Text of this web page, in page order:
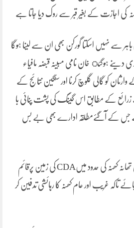
کی اجازت کے بغیر قبر سے روک دیا جاتا ہے
باہر سے نہیں اسکتا گورکن بھی ان سے لینا ہوگا
ہوگئ خان نامی مبینہ قبضہ مافیاء
کو گالی گلوچ کرنا اور سنگین نتائج کے
زرائع کے مطابق اس گینگ کی پشت پنائی با
جس کے آگئےمطلقہ ادارے بھی بے بس
14 اگست جشن آزادی کے دن تھانہ کھنہ کی حدود میںCDA کی زمین پرقائم
تاکہ غریب اور عام کھنہ کا رہائشی تدفین کر